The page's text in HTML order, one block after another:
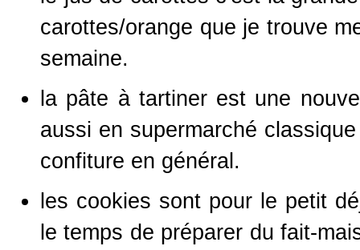
carottes/orange que je trouve
semaine.
la pâte à tartiner est une
aussi en supermarché
confiture en général.
les cookies sont pour le petit
le temps de préparer du fait-